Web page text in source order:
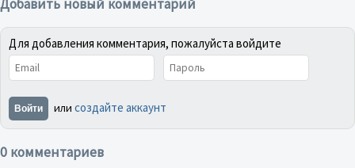
Добавить новый комментарий
Для добавления комментария, пожалуйста войдите
Войти или создайте аккаунт
0 комментариев